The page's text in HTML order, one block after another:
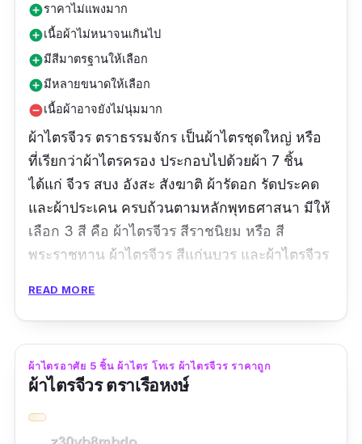
add_circleราคาไม่แพงมาก
add_circleเนื้อผ้าไม่หนาจนเกินไป
add_circleมีสีมาตรฐานให้เลือก
add_circleมีหลายขนาดให้เลือก
remove_circleเนื้อผ้าอาจยังไม่นุ่มมาก
ผ้าไตรจีวร ตราธรรมจักร เป็นผ้าไตรชุดใหญ่ หรือ
ที่เรียกว่าผ้าไตรครอง ประกอบไปด้วยผ้า 7 ชิ้น
ได้แก่ จีวร สบง อังสะ สังฆาติ ผ้ารัดอก รัดประคด
และผ้าประเคน ครบถ้วนตามหลักพุทธศาสนา มีให้
เลือก 3 สี คือ ผ้าไตรจีวร สีราชนิยม หรือ สี
พระราชทาน ผ้าไตรจีวร สีแก่นบวร และผ้าไตรจีวร
ตั้งแต่ 1.90 - 2.20 ม. ทำให้สามารถเลือกให้เหมาะ
สมกับรูปร่างของพระสงฆ์ที่เราต้องการถวาย เป็น
ผ้าไตร โทเร ที่ผ่านการตัดเย็บอย่างดี เนื้อผ้าไม่หนา
จนเกินไป เหมาะสำหรับสวมใส่ในฤดูร้อน
รีวิวจากผู้ใช้จริง:
READ MORE
ผ้าไตรอาศัย 5 ชิ้น ผ้าไตร โทเร ผ้าไตรจีวร ราคาถูก
ผ้าไตรจีวร ตราเรือหงษ์